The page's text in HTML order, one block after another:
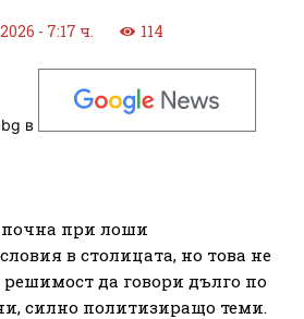
- 7:17 ч. 114
в
при лоши
в столицата, но това не
да говори дълго по
силно политизиращо теми.